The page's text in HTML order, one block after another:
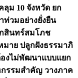
ม 10 จังหวัด ยก
ท่วมอย่างยั่งยืน
สินทร์สมโภช
าย ปลูกฝังธรรมาภิ
องไม่พัฒนาแบบแยก
กรรมสำคัญ วางภาค